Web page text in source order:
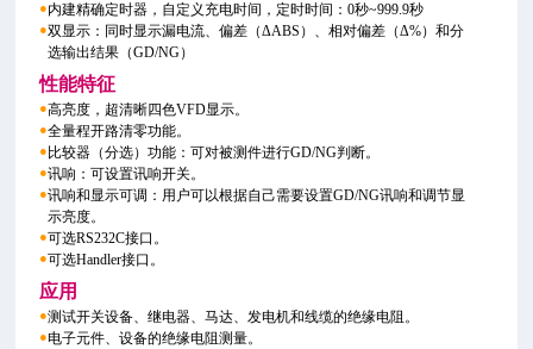
●内建精确定时器，自定义充电时间，定时时间：0秒~999.9秒
●双显示：同时显示漏电流、偏差（ΔABS）、相对偏差（Δ%）和分
选输出结果（GD/NG）
性能特征
●高亮度，超清晰四色VFD显示。
●全量程开路清零功能。
● 比较器（分选）功能：可对被测件进行GD/NG判断。
●讯响：可设置讯响开关。
●讯响和显示可调：用户可以根据自己需要设置GD/NG讯响和调节显
示亮度。
●可选RS232C接口。
●可选Handler接口。
应用
●测试开关设备、继电器、马达、发电机和线缆的绝缘电阻。
●电子元件、设备的绝缘电阻测量。